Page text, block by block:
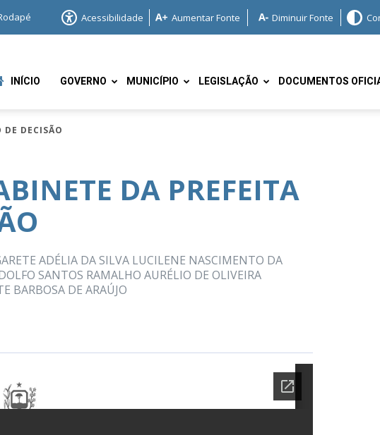
Acessibilidade Aumentar Fonte Diminuir Fonte
INÍCIO GOVERNO MUNICÍPIO LEGISLAÇÃO DOCUMENTOS
DECISÃO
DA PREFEITA
ADÉLIA DA SILVA LUCILENE NASCIMENTO DA
SANTOS RAMALHO AURÉLIO DE OLIVEIRA
BARBOSA DE ARAÚJO